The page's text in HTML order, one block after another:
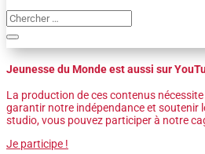
Jeunesse du Monde est aussi sur
La production de ces contenus
garantir notre indépendance et soutenir
studio, vous pouvez participer à notre
Je participe !